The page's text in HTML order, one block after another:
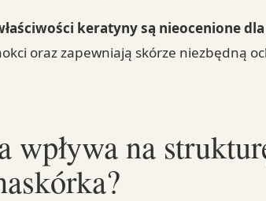
keratyny są nieocenione
oraz zapewniają skórze niezbędną
wpływa na